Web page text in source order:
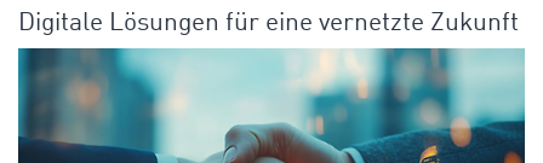
Digitale Lösungen für eine vernetzte Zukunft